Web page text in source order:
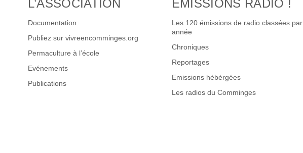
L’ASSOCIATION
Documentation
Publiez sur vivreencomminges.org
Permaculture à l’école
Evénements
Publications
EMISSIONS RADIO !
Les 120 émissions de radio classées par
année
Chroniques
Reportages
Emissions hébérgées
Les radios du Comminges